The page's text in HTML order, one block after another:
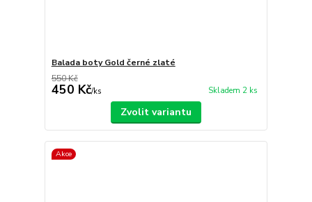
Balada boty Gold černé zlaté
550 Kč
450 Kč/ks Skladem 2 ks
Zvolit variantu
Akce